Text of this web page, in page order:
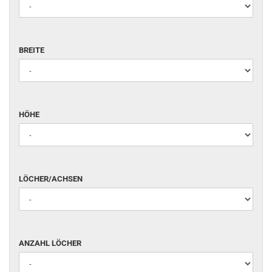
BREITE
BREITE
HÖHE
HÖHE
LÖCHER/ACHSEN
LÖCHER/ACHSEN
ANZAHL
LÖCHER
ANZAHL LÖCHER